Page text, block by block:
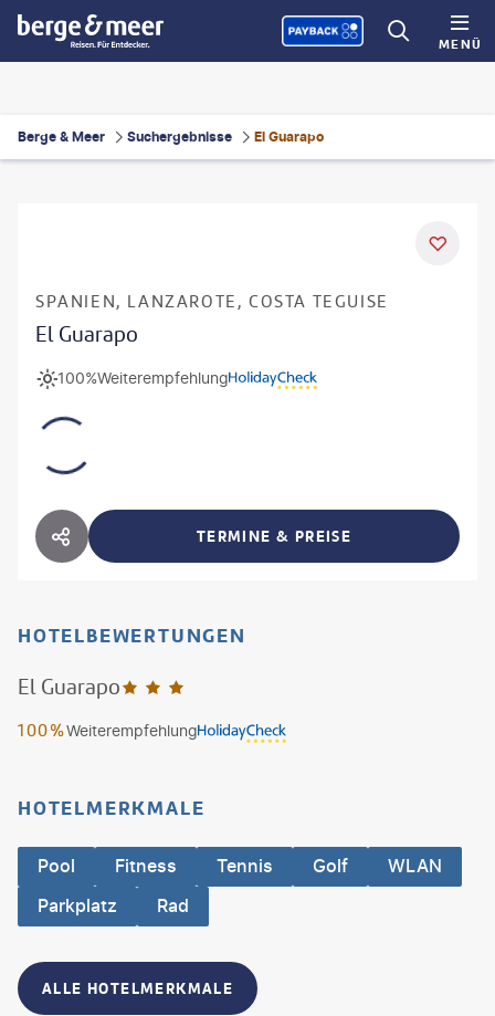
MENÜ
Berge & Meer Suchergebnisse El Guarapo
SPANIEN, LANZAROTE, COSTA TEGUISE
El Guarapo
Weiterempfehlung
100%
HOTEL TEILEN TERMINE & PREISE
HOTELBEWERTUNGEN
El Guarapo
Weiterempfehlung
100%
HOTELMERKMALE
Pool Fitness Tennis Golf
WLAN
Parkplatz
Rad
ALLE HOTELMERKMALE